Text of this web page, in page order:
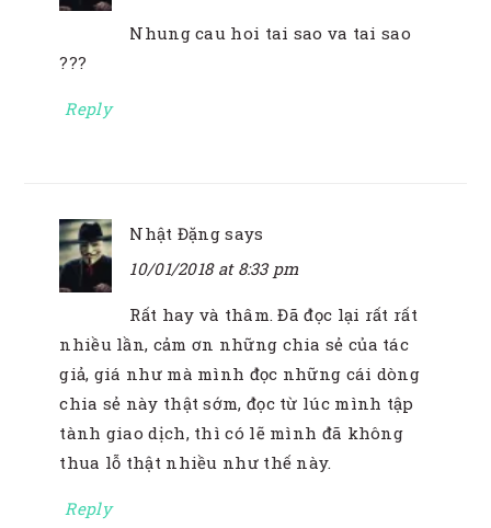
Nhung cau hoi tai sao va tai sao
???
Reply
Nhật Đặng says
10/01/2018 at 8:33 pm
Rất hay và thâm. Đã đọc lại rất rất
nhiều lần, cảm ơn những chia sẻ của tác
giả, giá như mà mình đọc những cái dòng
chia sẻ này thật sớm, đọc từ lúc mình tập
tành giao dịch, thì có lẽ mình đã không
thua lỗ thật nhiều như thế này.
Reply